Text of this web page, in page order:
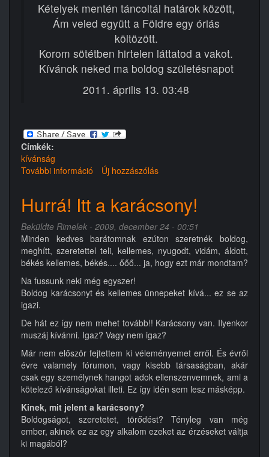
Kételyek mentén táncoltál határok között,
Ám veled együtt a Földre egy óriás
költözött.
Korom sötétben hirtelen láttatod a vakot.
Kívánok neked ma boldog születésnapot
2011. április 13. 03:48
Címkék:
kívánság
További információ Boldog
kapcsolatosan
Új hozzászólás
Hurrá! Itt a karácsony!
Beküldte Rimelek - 2009, december 24 - 00:51
Minden kedves barátomnak ezúton szeretnék boldog,
meghítt, szeretettel teli, kellemes, nyugodt, vidám, áldott,
békés kellemes, békés.... őőő... ja, hogy ezt már mondtam?
Na fussunk neki még egyszer!
Boldog karácsonyt és kellemes ünnepeket kívá... ez se az
igazi.
De hát ez így nem mehet tovább!! Karácsony van. Ilyenkor
muszáj kívánni. Igaz? Vagy nem igaz?
Már nem először fejtettem ki véleményemet erről. És évről
évre valamely fórumon, vagy kisebb társaságban, akár
csak egy személynek hangot adok ellenszenvemnek, ami a
kötelező kívánságokat illeti. Ez így idén sem lesz másképp.
Kinek, mit jelent a karácsony?
Boldogságot, szeretetet, törődést? Tényleg van még
ember, akinek ez az egy alkalom ezeket az érzéseket váltja
ki magából?